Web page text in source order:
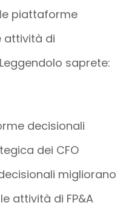
piattaforme
attività di
saprete:
decisionali
dei CFO
migliorano
attività di FP&A